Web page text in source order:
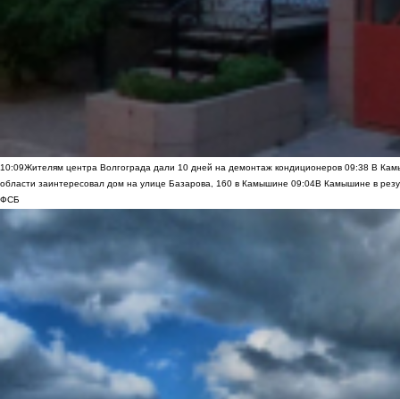
10:09Жителям центра Волгограда дали 10 дней на демонтаж кондиционеров 09:38 В
области заинтересовал дом на улице Базарова, 160 в Камышине 09:04В Камышине в
ФСБ